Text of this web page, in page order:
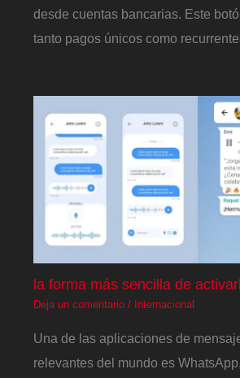
desde cuentas bancarias. Este
tanto pagos únicos como
la forma más sencilla de
Deja un comentario / Internacional
Una de las aplicaciones de
relevantes del mundo es